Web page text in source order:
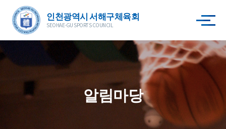
인천광역시 서해구체육회
SEOHAE-GU SPORTS COUNCIL
알림마당